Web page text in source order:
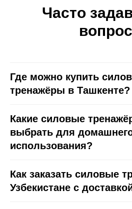
Часто
Где можно купить
тренажёры в Ташкенте?
Какие силовые
выбрать для
использования?
Как заказать силовые
Узбекистане с